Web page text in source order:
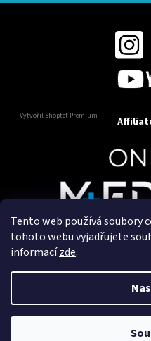
Tento web používá soubory
tohoto webu vyjadřujete
informacízde.
Vytvořil Shoptet Premium
Copyright 2025
Vytvořil a